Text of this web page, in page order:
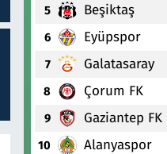
5 Beşiktaş
6 Eyüpspor
7 Galatasaray
8 Çorum FK
9 Gaziantep FK
10 Alanyaspor